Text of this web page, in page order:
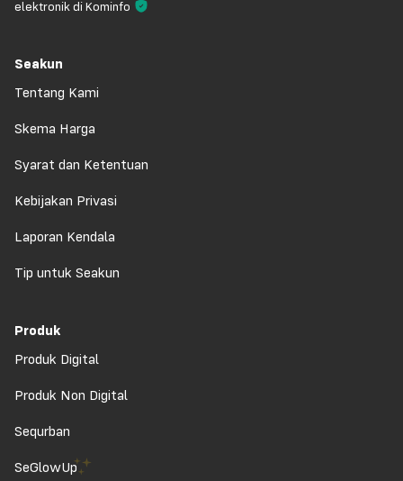
elektronik di Kominfo
Seakun
Tentang Kami
Skema Harga
Syarat dan Ketentuan
Kebijakan Privasi
Laporan Kendala
Tip untuk Seakun
Produk
Produk Digital
Produk Non Digital
Sequrban
SeGlowUp